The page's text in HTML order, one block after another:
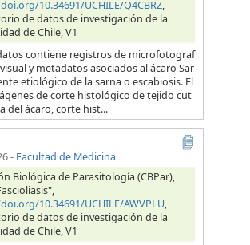
10.34691/UCHILE/Q4CBRZ,
de datos de investigación de la
de Chile, V1
contiene registros de microfotograf
y metadatos asociados al ácaro Sar
etiológico de la sarna o escabiosis. El
de corte histológico de tejido cut
del ácaro, corte hist...
- Facultad de Medicina
Biológica de Parasitología (CBPar),
10.34691/UCHILE/AWVPLU,
de datos de investigación de la
de Chile, V1